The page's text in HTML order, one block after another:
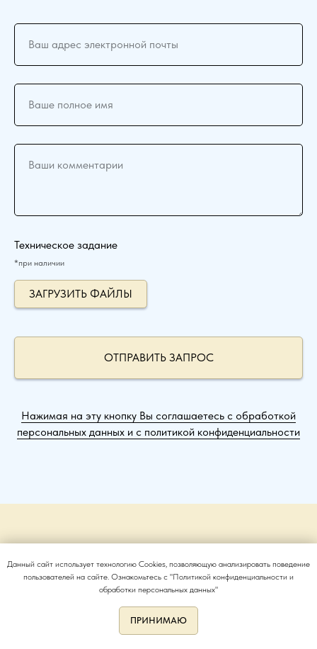
Ваш адрес электронной почты
Ваше полное имя
Ваши комментарии
Техническое задание
*при наличии
ЗАГРУЗИТЬ ФАЙЛЫ
ОТПРАВИТЬ ЗАПРОС
Нажимая на эту кнопку Вы соглашаетесь с обработкой
персональных данных и с политикой конфиденциальности
Меню
Корундовая керамика
Кварцевая керамика
Циркониевая керамика
Данный сайт использует технологию Cookies, позволяющую анализировать поведение
пользователей на сайте. Ознакомьтесь с "Политикой конфиденциальности и
обработки персональных данных"
ПРИНИМАЮ